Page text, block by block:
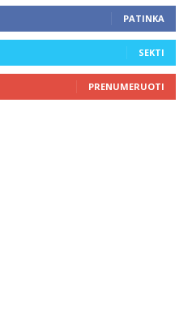
PATINKA
SEKTI
PRENUMERUOTI